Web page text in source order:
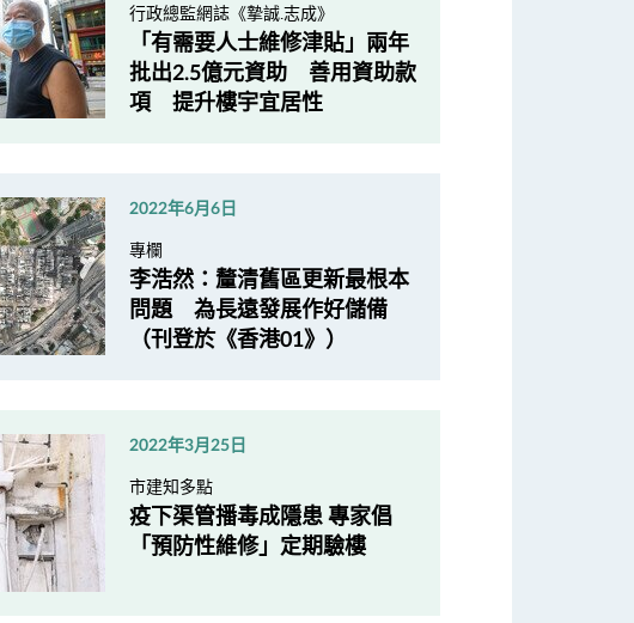
行政總監網誌《摯誠.志成》
「有需要人士維修津貼」兩年
批出2.5億元資助 善用資助款
項 提升樓宇宜居性
2022年6月6日
專欄
李浩然：釐清舊區更新最根本
問題 為長遠發展作好儲備
（刊登於《香港01》）
2022年3月25日
市建知多點
疫下渠管播毒成隱患 專家倡
「預防性維修」定期驗樓